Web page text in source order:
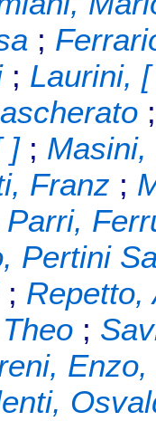
;
; Laurini,
]; Masini,
Franz ;
Parri,
Pertini
; Repetto,
;